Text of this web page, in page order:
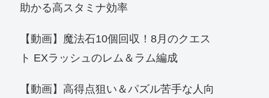
助かる高スタミナ効率
【動画】魔法石10個回収！8月のクエス
ト EXラッシュのレム＆ラム編成
【動画】高得点狙い＆パズル苦手な人向